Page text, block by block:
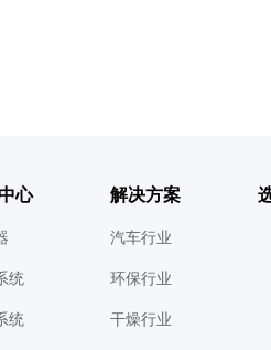
心
统
统
解决方案
汽车行业
环保行业
干燥行业